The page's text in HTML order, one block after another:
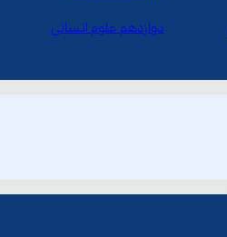
دوازدهم علوم انسانی